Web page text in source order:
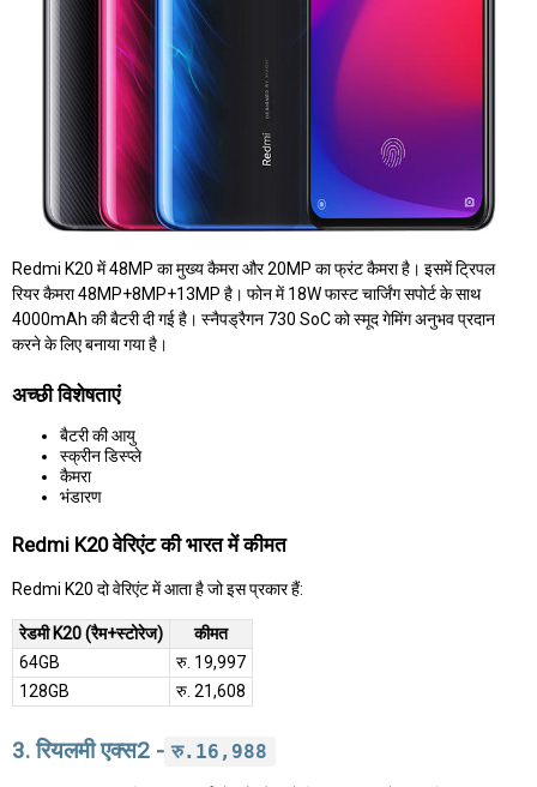
Redmi K20 में 48MP का मुख्य कैमरा और 20MP का फ्रंट कैमरा है। इसमें ट्रिपल
रियर कैमरा 48MP+8MP+13MP है। फोन में 18W फास्ट चार्जिंग सपोर्ट के साथ
4000mAh की बैटरी दी गई है। स्नैपड्रैगन 730 SoC को स्मूद गेमिंग अनुभव प्रदान
करने के लिए बनाया गया है।
अच्छी विशेषताएं
बैटरी की आयु
स्क्रीन डिस्प्ले
कैमरा
भंडारण
Redmi K20 वेरिएंट की भारत में कीमत
Redmi K20 दो वेरिएंट में आता है जो इस प्रकार हैं:
रेडमी K20 (रैम+स्टोरेज)
कीमत
64GB
रु. 19,997
128GB
रु. 21,608
3. रियलमी एक्स2 - रु.16,988